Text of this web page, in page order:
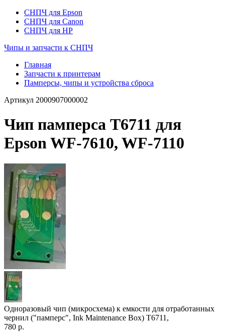
СНПЧ для Epson
СНПЧ для Canon
СНПЧ для HP
Чипы и запчасти к СНПЧ
Главная
Запчасти к принтерам
Памперсы, чипы и устройства сброса
Артикул 2000907000002
Чип памперса T6711 для
Epson WF-7610, WF-7110
Одноразовый чип (микросхема) к емкости для отработанных
чернил ("памперс", Ink Maintenance Box) T6711,
780 р.